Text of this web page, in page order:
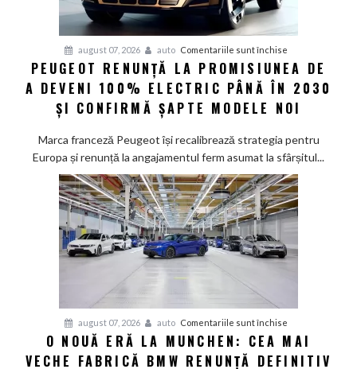
august 07, 2026 auto Comentariile sunt închise
Peugeot
renunță
la
de
a
100%
electric
până
2030
șapte
noi
PEUGEOT RENUNȚĂ LA PROMISIUNEA DE
A DEVENI 100% ELECTRIC PÂNĂ ÎN 2030
ȘI CONFIRMĂ ȘAPTE MODELE NOI
Marca franceză Peugeot își recalibrează strategia pentru
Europa și renunță la angajamentul ferm asumat la sfârșitul...
august 07, 2026 auto Comentariile sunt închise
O
nouă
O NOUĂ ERĂ LA MUNCHEN: CEA MAI
VECHE FABRICĂ BMW RENUNȚĂ DEFINITIV